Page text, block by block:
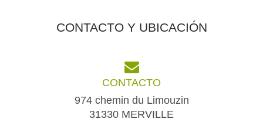
CONTACTO Y UBICACIÓN
CONTACTO
974 chemin du Limouzin
31330 MERVILLE